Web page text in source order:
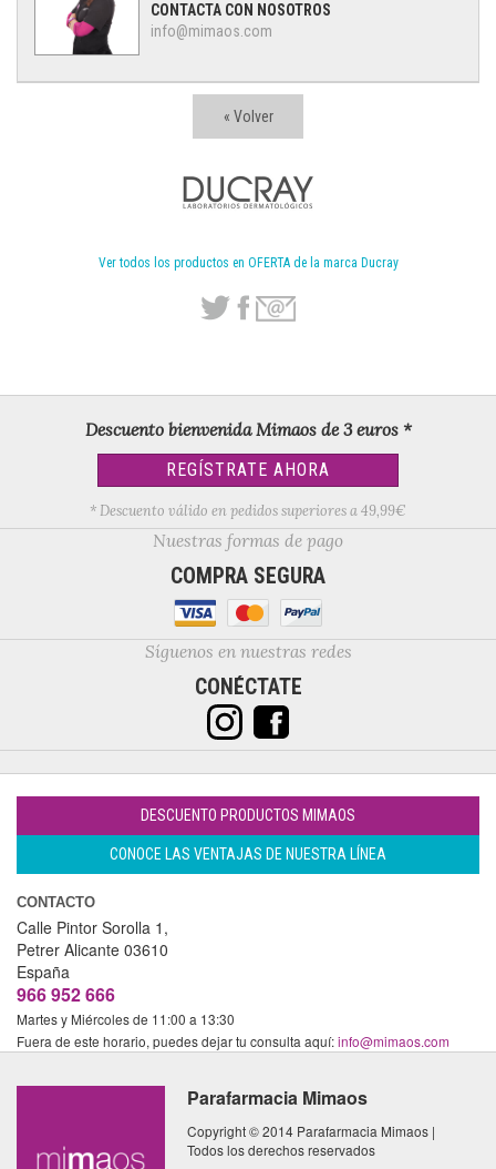
« Volver
Ver todos los productos en OFERTA de la marca Ducray
CONTACTA CON NOSOTROS
info@mimaos.com
Descuento bienvenida Mimaos de 3 euros *
REGÍSTRATE AHORA
* Descuento válido en pedidos superiores a 49,99€
Nuestras formas de pago
COMPRA SEGURA
Síguenos en nuestras redes
CONÉCTATE
DESCUENTO PRODUCTOS MIMAOS
CONOCE LAS VENTAJAS DE NUESTRA LÍNEA
CONTACTO
Calle Pintor Sorolla 1,
Petrer Alicante 03610
España
966 952 666
Martes y Miércoles de 11:00 a 13:30
Fuera de este horario, puedes dejar tu consulta aquí:info@mimaos.com
Parafarmacia Mimaos
Copyright © 2014 Parafarmacia Mimaos |
Todos los derechos reservados